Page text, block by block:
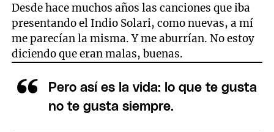
Desde hace muchos años las canciones que iba
presentando el Indio Solari, como nuevas, a mí
me parecían la misma. Y me aburrían. No estoy
diciendo que eran malas, buenas.
Pero así es la vida: lo que te gusta
no te gusta siempre.